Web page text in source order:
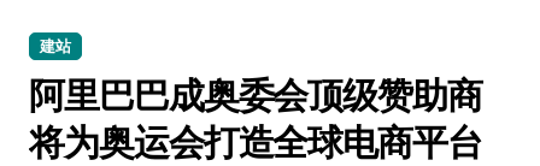
建站
阿里巴巴成奥委会顶级赞助商
将为奥运会打造全球电商平台